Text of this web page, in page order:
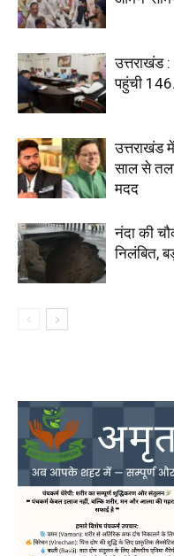
उत्तराखंड
पहुंची
उत्तराखंड
साल से
मदद
नंदा की
निलंबित,